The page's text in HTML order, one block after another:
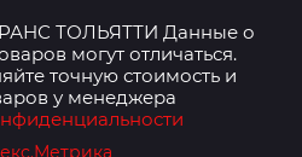
ТОЛЬЯТТИ Данные о
могут отличаться.
точную стоимость и
у менеджера